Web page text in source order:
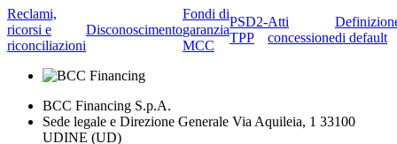
Reclami,
ricorsi e
riconciliazioni
Disconoscimento
Fondi di
garanzia
MCC
PSD2-
TPP
Atti
concessionedi default
BCC Financing S.p.A.
Sede legale e Direzione Generale Via Aquileia, 1 33100
UDINE (UD)